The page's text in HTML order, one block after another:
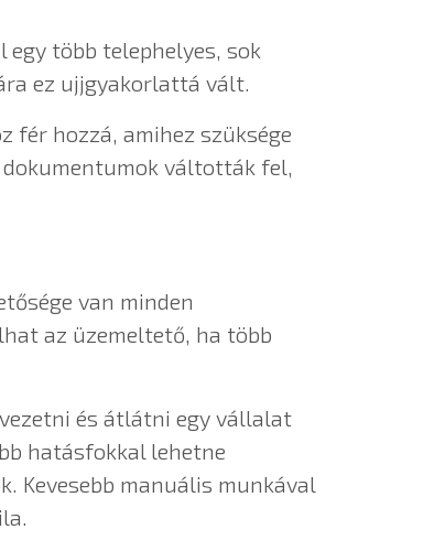
több telephelyes, sok
ez ujjgyakorlattá vált.
fér hozzá, amihez szüksége
váltották fel,
van minden
az üzemeltető, ha több
és átlátni egy vállalat
hatásfokkal lehetne
Kevesebb manuális munkával